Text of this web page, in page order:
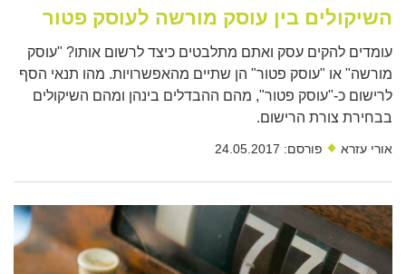
השיקולים בין עוסק מורשה לעוסק פטור
עומדים להקים עסק ואתם מתלבטים כיצד לרשום אותו? "עוסק
מורשה" או "עוסק פטור" הן שתיים מהאפשרויות. מהו תנאי הסף
לרישום כ-"עוסק פטור", מהם ההבדלים בינהן ומהם השיקולים
בבחירת צורת הרישום.
אורי עזרא פורסם: 24.05.2017